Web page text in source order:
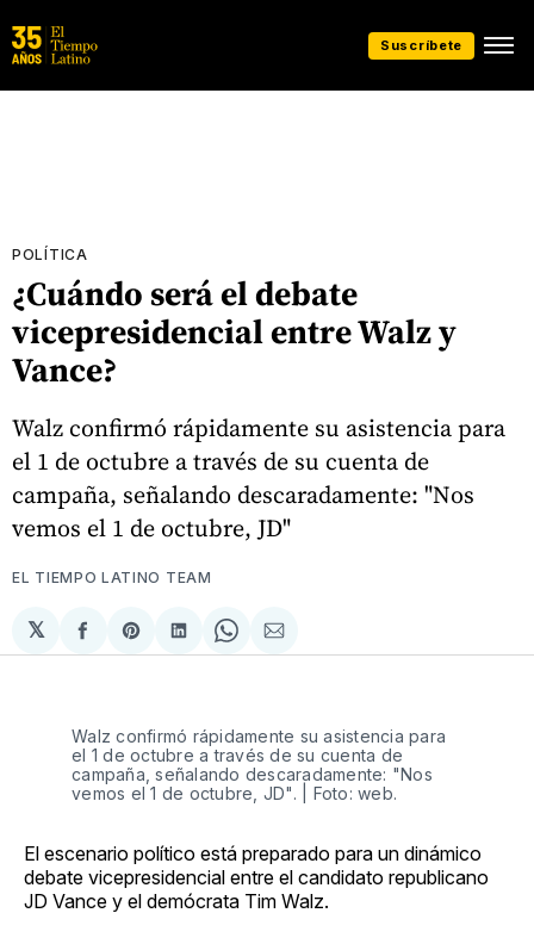
Suscríbete
POLÍTICA
¿Cuándo será el debate
vicepresidencial entre Walz y
Vance?
Walz confirmó rápidamente su asistencia para
el 1 de octubre a través de su cuenta de
campaña, señalando descaradamente: "Nos
vemos el 1 de octubre, JD"
EL TIEMPO LATINO TEAM
𝕏
Compartir
en
Share
on
Compartir
en
Share
on
Compartir
via
Walz confirmó rápidamente su asistencia para
el 1 de octubre a través de su cuenta de
campaña, señalando descaradamente: "Nos
vemos el 1 de octubre, JD". | Foto: web.
El escenario político está preparado para un dinámico
debate vicepresidencial entre el candidato republicano
JD Vance y el demócrata Tim Walz.